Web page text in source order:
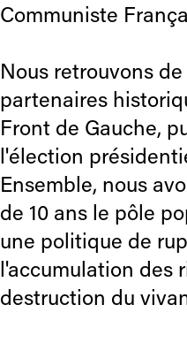
Communiste
Nous retrouvons
partenaires
Front de Gauche,
l'élection
Ensemble, nous
de 10 ans le pôle
une politique de
l'accumulation des
destruction du